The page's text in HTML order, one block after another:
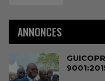
ANNONCES